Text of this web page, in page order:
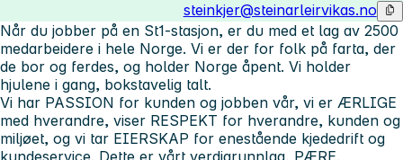
steinkjer@steinarleirvikas.no
Når du jobber på en St1-stasjon, er du med et lag av 2500
medarbeidere i hele Norge. Vi er der for folk på farta, der
de bor og ferdes, og holder Norge åpent. Vi holder
hjulene i gang, bokstavelig talt.
Vi har PASSION for kunden og jobben vår, vi er ÆRLIGE
med hverandre, viser RESPEKT for hverandre, kunden og
miljøet, og vi tar EIERSKAP for enestående kjededrift og
kundeservice. Dette er vårt verdigrunnlag, PÆRE.